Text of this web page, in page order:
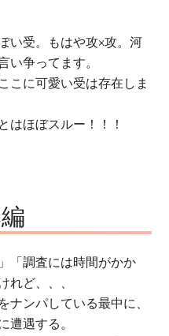
い受。もはや攻×攻。河
い争ってます。
こに可愛い受は存在しま
はほぼスルー！！！
「調査には時間がかか
れど、、、
ナンパしている最中に、
遭遇する。